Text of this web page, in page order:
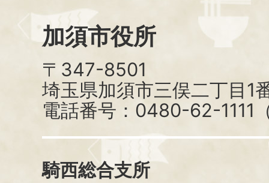
加須市役所
〒347-8501
埼玉県加須市三俣二丁目1
電話番号：0480-62-1111
騎西総合支所